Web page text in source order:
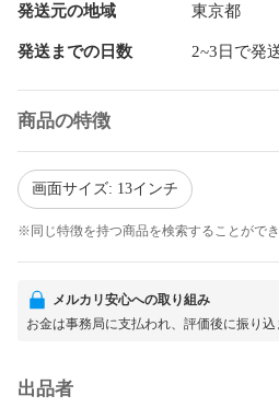
発送元の地域 東京都
発送までの日数 2~3日で発
商品の特徴
画面サイズ: 13インチ
※同じ特徴を持つ商品を検索することがで
メルカリ安心への取り組み
お金は事務局に支払われ、評価後に振り
出品者